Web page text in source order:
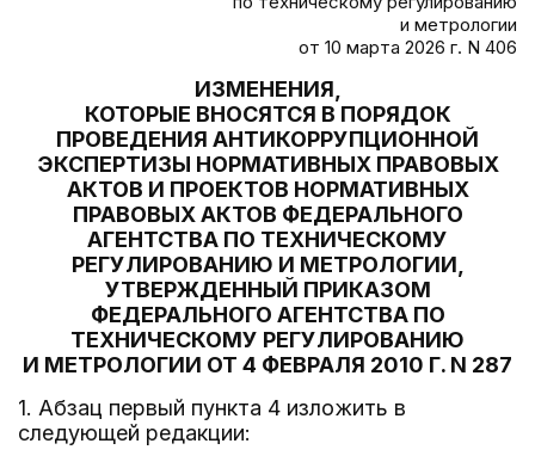
и метрологии
от 10 марта 2026 г. N 406
ИЗМЕНЕНИЯ,
КОТОРЫЕ ВНОСЯТСЯ В ПОРЯДОК
ПРОВЕДЕНИЯ АНТИКОРРУПЦИОННОЙ
ЭКСПЕРТИЗЫ НОРМАТИВНЫХ ПРАВОВЫХ
АКТОВ И ПРОЕКТОВ НОРМАТИВНЫХ
ПРАВОВЫХ АКТОВ ФЕДЕРАЛЬНОГО
АГЕНТСТВА ПО ТЕХНИЧЕСКОМУ
РЕГУЛИРОВАНИЮ И МЕТРОЛОГИИ,
УТВЕРЖДЕННЫЙ ПРИКАЗОМ
ФЕДЕРАЛЬНОГО АГЕНТСТВА ПО
ТЕХНИЧЕСКОМУ РЕГУЛИРОВАНИЮ
И МЕТРОЛОГИИ ОТ 4 ФЕВРАЛЯ 2010 Г. N 287
1. Абзац первый пункта 4 изложить в
следующей редакции: